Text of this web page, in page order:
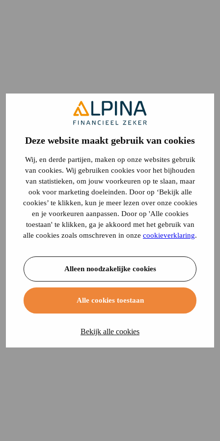
Deze website maakt gebruik van cookies
Wij, en derde partijen, maken op onze websites gebruik
van cookies. Wij gebruiken cookies voor het bijhouden
van statistieken, om jouw voorkeuren op te slaan, maar
ook voor marketing doeleinden. Door op ‘Bekijk alle
cookies’ te klikken, kun je meer lezen over onze cookies
en je voorkeuren aanpassen. Door op 'Alle cookies
toestaan' te klikken, ga je akkoord met het gebruik van
alle cookies zoals omschreven in onze cookieverklaring.
Alleen noodzakelijke cookies
Alle cookies toestaan
Bekijk alle cookies